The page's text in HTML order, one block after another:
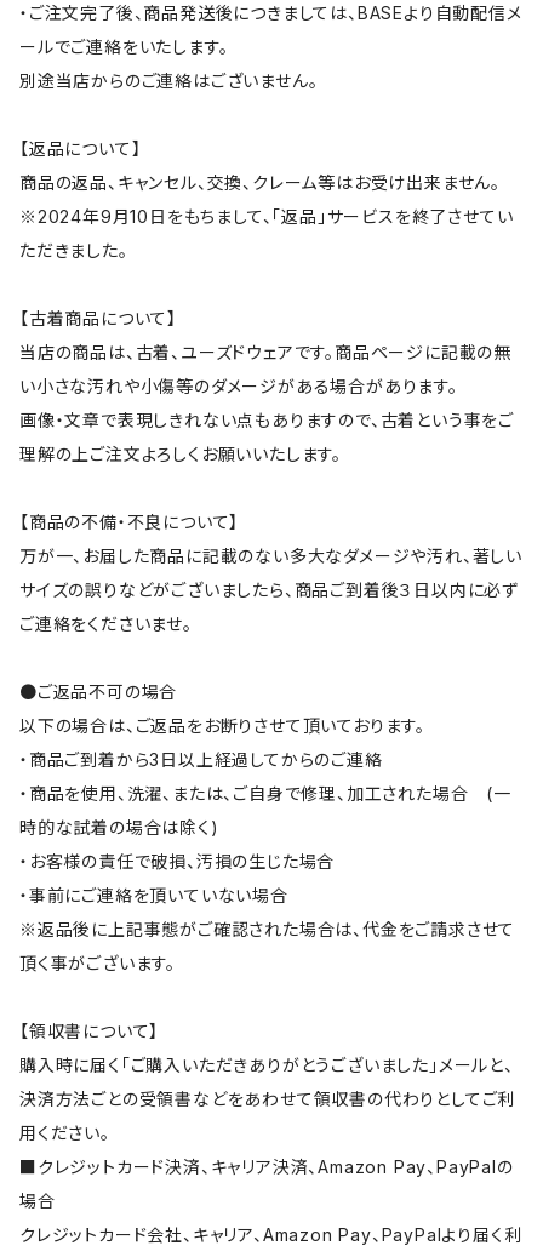
・ご注文完了後、商品発送後につきましては、BASEより自動配信メ
ールでご連絡をいたします。
別途当店からのご連絡はございません。
【返品について】
商品の返品、キャンセル、交換、クレーム等はお受け出来ません。
※2024年9月10日をもちまして、「返品」サービスを終了させてい
ただきました。
【古着商品について】
当店の商品は、古着、ユーズドウェアです。商品ページに記載の無
い小さな汚れや小傷等のダメージがある場合があります。
画像・文章で表現しきれない点もありますので、古着という事をご
理解の上ご注文よろしくお願いいたします。
【商品の不備・不良について】
万が一、お届した商品に記載のない多大なダメージや汚れ、著しい
サイズの誤りなどがございましたら、商品ご到着後３日以内に必ず
ご連絡をくださいませ。
●ご返品不可の場合
以下の場合は、ご返品をお断りさせて頂いております。
・商品ご到着から3日以上経過してからのご連絡
・商品を使用、洗濯、または、ご自身で修理、加工された場合 (一
時的な試着の場合は除く)
・お客様の責任で破損、汚損の生じた場合
・事前にご連絡を頂いていない場合
※返品後に上記事態がご確認された場合は、代金をご請求させて
頂く事がございます。
【領収書について】
購入時に届く「ご購入いただきありがとうございました」メールと、
決済方法ごとの受領書などをあわせて領収書の代わりとしてご利
用ください。
■クレジットカード決済、キャリア決済、Amazon Pay、PayPalの
場合
クレジットカード会社、キャリア、Amazon Pay、PayPalより届く利